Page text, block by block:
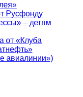
Русфонду
– детям
от «Клуба
авиалинии»)